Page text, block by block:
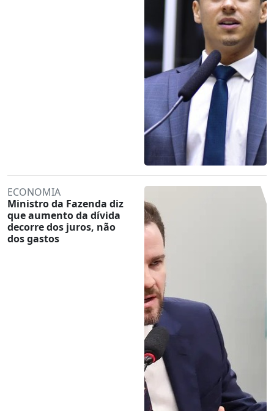
ECONOMIA
Ministro da Fazenda diz
que aumento da dívida
decorre dos juros, não
dos gastos